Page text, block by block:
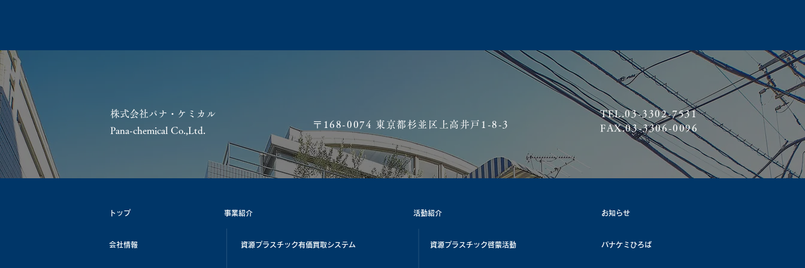
株式会社パナ・ケミカル
Pana-chemical Co.,Ltd.
​〒168-0074 東京都杉並区上高井戸1-8-3
TEL.03-3302-7531
FAX.03-3306-0096
トップ
会社情報
事業紹介
資源プラスチック有価買取システム
活動紹介
資源プラスチック啓蒙活動
お知らせ
パナケミひろば